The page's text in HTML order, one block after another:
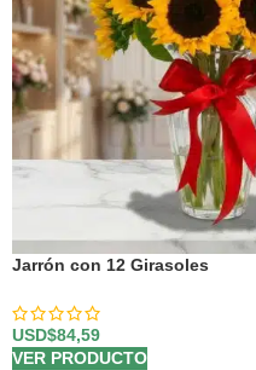
Jarrón con 12 Girasoles
USD$84,59
VER PRODUCTO